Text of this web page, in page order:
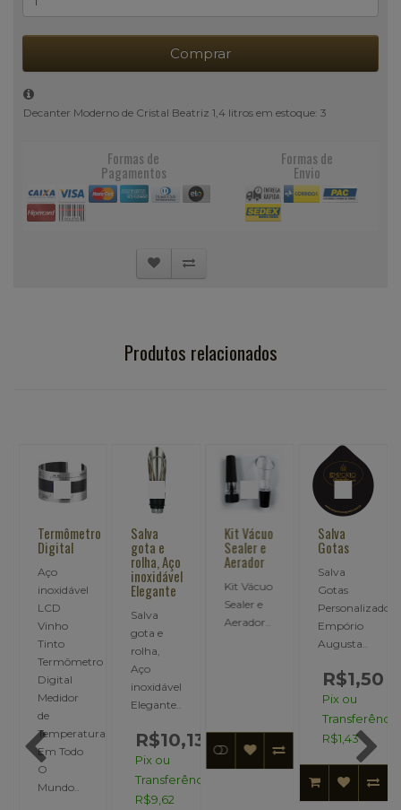
Comprar
Decanter Moderno de Cristal Beatriz 1,4 litros em estoque: 3
Formas de
Pagamentos
Formas de
Envio
Produtos relacionados
Termômetro
Digital
Aço
inoxidável
LCD
Vinho
Tinto
Termômetro
Digital
Medidor
de
Temperatura
Em Todo
O
Mundo..
Salva
gota e
rolha, Aço
inoxidável
Elegante
Salva
gota e
rolha,
Aço
inoxidável
Elegante..
R$10,13
Pix ou
Transferência:
R$9,62
Kit Vácuo
Sealer e
Aerador
Kit Vácuo
Sealer e
Aerador..
Salva
Gotas
Salva
Gotas
Personalizado,
Empório
Augusta..
R$1,50
Pix ou
R$1,43